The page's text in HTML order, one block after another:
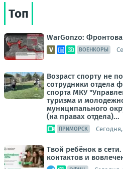
Топ
WarGonzo:
ВОЕНКОРЫ
Возраст спорту не
сотрудники отдела
спорта МКУ
туризма и
муниципального
(на правах отдела)...
ПРИМОРСК Сегодня,
Твой ребёнок в
контактов и